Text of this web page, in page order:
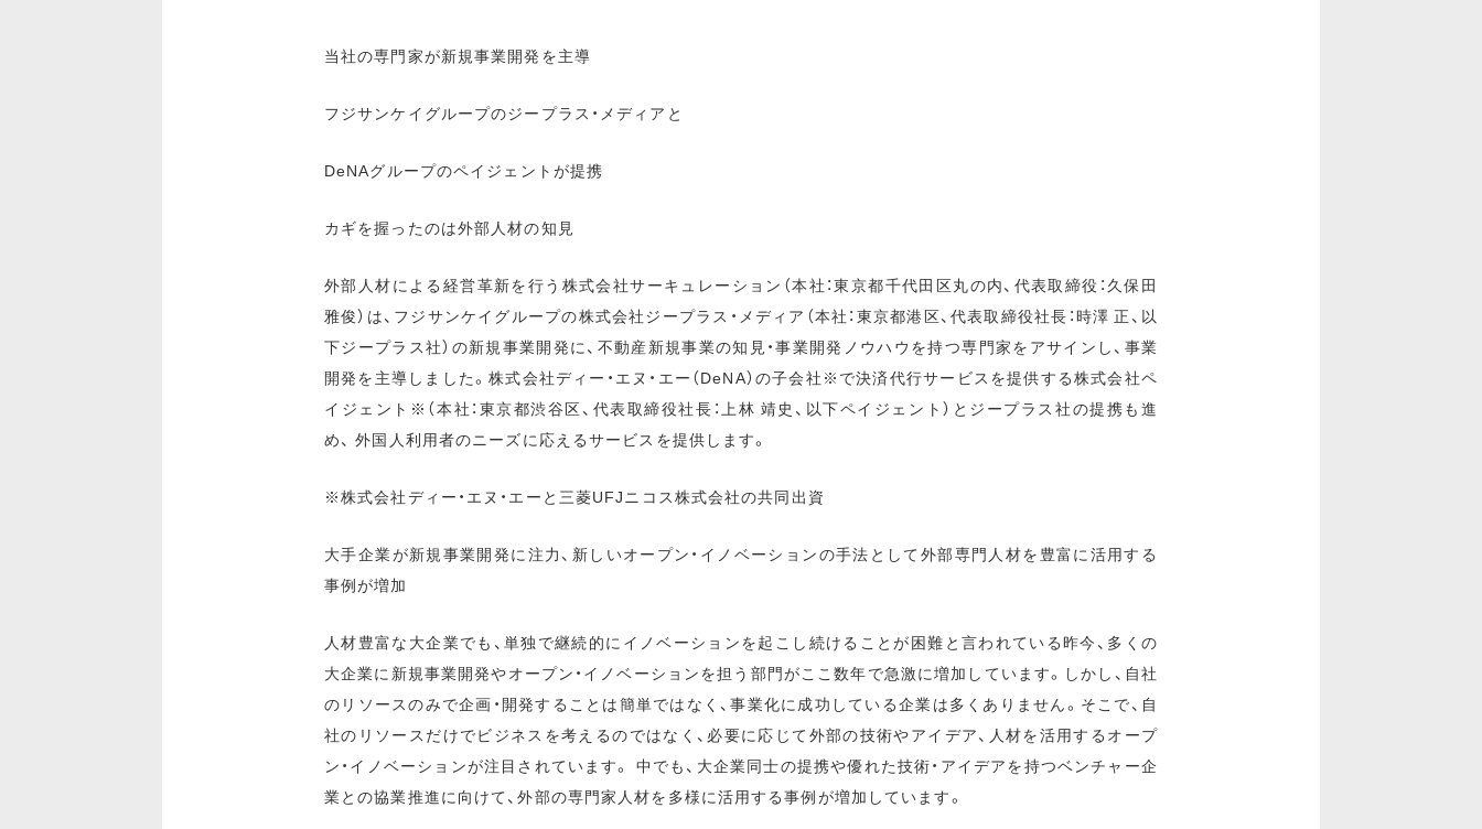
当社の専門家が新規事業開発を主導
フジサンケイグループのジープラス・メディアと
DeNAグループのペイジェントが提携
カギを握ったのは外部人材の知見
外部人材による経営革新を行う株式会社サーキュレーション（本社：東京都千代田区丸の内、代表取締役：久保田
雅俊）は、フジサンケイグループの株式会社ジープラス・メディア（本社：東京都港区、代表取締役社長：時澤 正、以
下ジープラス社）の新規事業開発に、不動産新規事業の知見・事業開発ノウハウを持つ専門家をアサインし、事業
開発を主導しました。株式会社ディー・エヌ・エー（DeNA）の子会社※で決済代行サービスを提供する株式会社ペ
イジェント※（本社：東京都渋谷区、代表取締役社長：上林 靖史、以下ペイジェント）とジープラス社の提携も進
め、 外国人利用者のニーズに応えるサービスを提供します。
※株式会社ディー・エヌ・エーと三菱UFJニコス株式会社の共同出資
大手企業が新規事業開発に注力、新しいオープン・イノベーションの手法として外部専門人材を豊富に活用する
事例が増加
人材豊富な大企業でも、単独で継続的にイノベーションを起こし続けることが困難と言われている昨今、多くの
大企業に新規事業開発やオープン・イノベーションを担う部門がここ数年で急激に増加しています。しかし、自社
のリソースのみで企画・開発することは簡単ではなく、事業化に成功している企業は多くありません。そこで、自
社のリソースだけでビジネスを考えるのではなく、必要に応じて外部の技術やアイデア、人材を活用するオープ
ン・イノベーションが注目されています。 中でも、大企業同士の提携や優れた技術・アイデアを持つベンチャー企
業との協業推進に向けて、外部の専門家人材を多様に活用する事例が増加しています。